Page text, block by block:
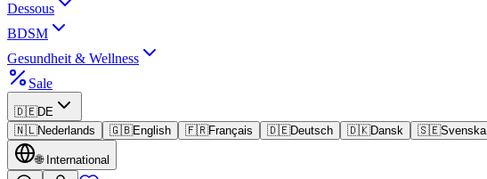
Dessous
BDSM
Gesundheit & Wellness
Sale
🇩🇪DE
🇳🇱Nederlands 🇬🇧English 🇫🇷Français 🇩🇪Deutsch 🇩🇰Dansk 🇸🇪Svenska
🌐 International